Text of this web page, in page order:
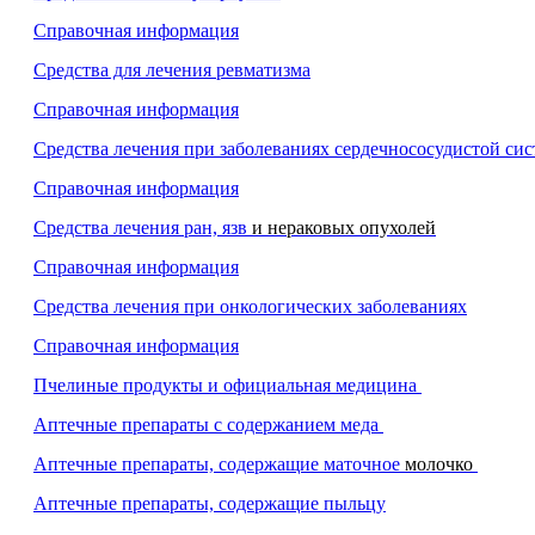
Справочная информация
Средства для лечения ревматизма
Справочная информация
Средства лечения при заболеваниях сердечнососудистой
Справочная информация
Средства лечения ран, язв и нераковых опухолей
Справочная информация
Средства лечения при онкологических заболеваниях
Справочная информация
Пчелиные продукты и официальная медицина
Аптечные препараты с содержанием меда
Аптечные препараты, содержащие маточное молочко
Аптечные препараты, содержащие пыльцу